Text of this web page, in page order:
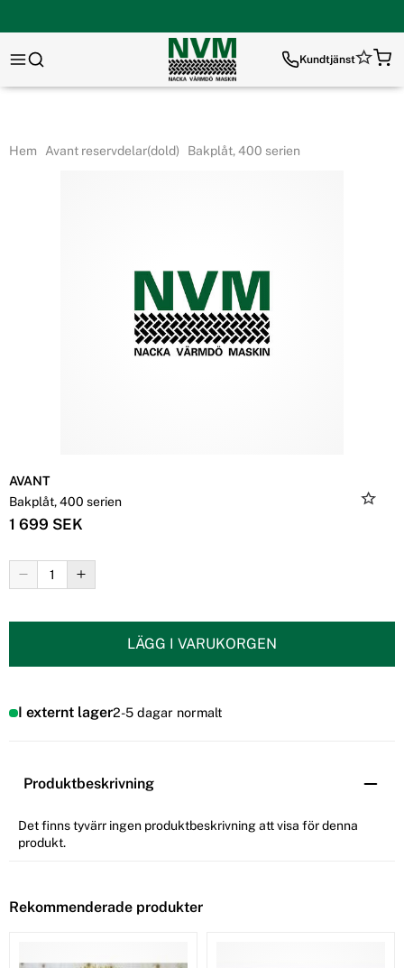
Kundtjänst
Hem Avant reservdelar(dold) Bakplåt, 400 serien
AVANT
Bakplåt, 400 serien
1 699 SEK
LÄGG I VARUKORGEN
I externt lager2-5 dagar normalt
Produktbeskrivning
Det finns tyvärr ingen produktbeskrivning att visa för denna
produkt.
Rekommenderade produkter